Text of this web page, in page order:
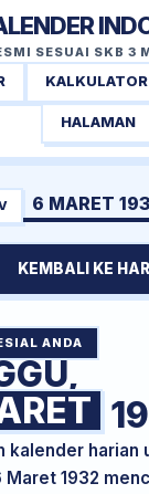
SESUAI SKB 3
KALKULATOR
HALAMAN
6 MARET
KEMBALI KE
ANDA
kalender harian
Maret 1932